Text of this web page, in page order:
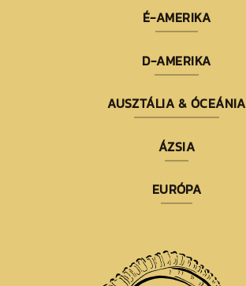
É-AMERIKA
D-AMERIKA
AUSZTÁLIA & ÓCEÁNIA
ÁZSIA
EURÓPA